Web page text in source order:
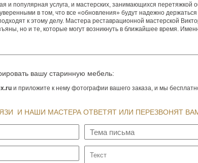
и популярная услуга, и мастерских, занимающихся перетяжкой
в том, что все «обновления» будут надежно
к этому делу. Мастера реставрационной мастерской
но и те, которые могут возникнуть в ближайшее время.
вашу старинную мебель:
и приложите к нему фотографии вашего заказа, и мы
И НАШИ МАСТЕРА ОТВЕТЯТ ИЛИ ПЕРЕЗВОНЯТ